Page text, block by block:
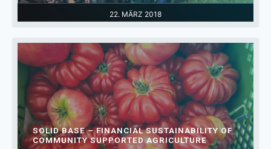
22. MÄRZ 2018
SOLID BASE – FINANCIAL SUSTAINABILITY OF
COMMUNITY SUPPORTED AGRICULTURE